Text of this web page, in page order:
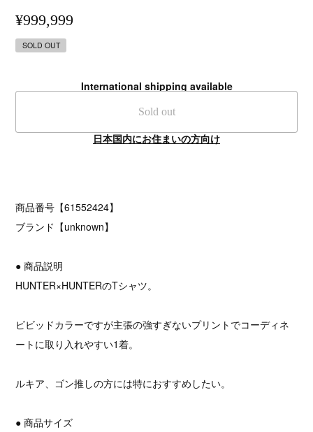
¥999,999
SOLD OUT
International shipping available
Sold out
日本国内にお住まいの方向け
商品番号【61552424】
ブランド【unknown】
● 商品説明
HUNTER×HUNTERのTシャツ。
ビビッドカラーですが主張の強すぎないプリントでコーディネ
ートに取り入れやすい1着。
ルキア、ゴン推しの方には特におすすめしたい。
● 商品サイズ